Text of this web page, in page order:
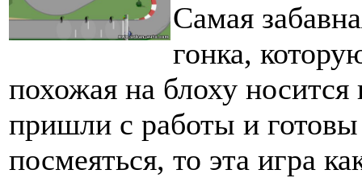
Самая
гонка,
похожая на блоху
пришли с работы и готовы
посмеяться, то эта игра